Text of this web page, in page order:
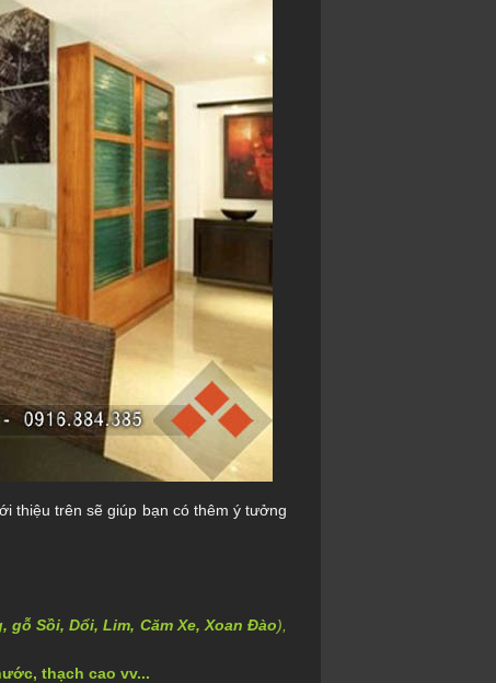
thiệu trên sẽ giúp bạn có thêm ý tưởng
gỗ Sồi, Dổi, Lim, Căm Xe, Xoan Đào),
thạch cao vv...